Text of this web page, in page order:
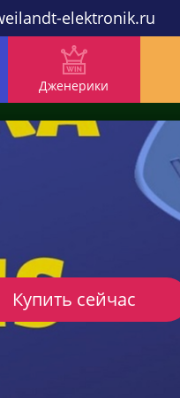
elektronik.ru
Дженерики
Купить сейчас